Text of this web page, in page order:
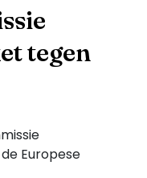
tegen
Europese